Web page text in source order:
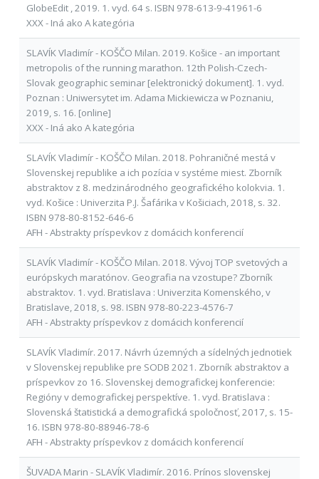
GlobeEdit , 2019. 1. vyd. 64 s. ISBN 978-613-9-41961-6
XXX - Iná ako A kategória
SLAVÍK Vladimír - KOŠČO Milan. 2019. Košice - an important
metropolis of the running marathon. 12th Polish-Czech-
Slovak geographic seminar [elektronický dokument]. 1. vyd.
Poznan : Uniwersytet im. Adama Mickiewicza w Poznaniu,
2019, s. 16. [online]
XXX - Iná ako A kategória
SLAVÍK Vladimír - KOŠČO Milan. 2018. Pohraničné mestá v
Slovenskej republike a ich pozícia v systéme miest. Zborník
abstraktov z 8. medzinárodného geografického kolokvia. 1.
vyd. Košice : Univerzita P.J. Šafárika v Košiciach, 2018, s. 32.
ISBN 978-80-8152-646-6
AFH - Abstrakty príspevkov z domácich konferencií
SLAVÍK Vladimír - KOŠČO Milan. 2018. Vývoj TOP svetových a
európskych maratónov. Geografia na vzostupe? Zborník
abstraktov. 1. vyd. Bratislava : Univerzita Komenského, v
Bratislave, 2018, s. 98. ISBN 978-80-223-4576-7
AFH - Abstrakty príspevkov z domácich konferencií
SLAVÍK Vladimír. 2017. Návrh územných a sídelných jednotiek
v Slovenskej republike pre SODB 2021. Zborník abstraktov a
príspevkov zo 16. Slovenskej demografickej konferencie:
Regióny v demografickej perspektíve. 1. vyd. Bratislava :
Slovenská štatistická a demografická spoločnosť, 2017, s. 15-
16. ISBN 978-80-88946-78-6
AFH - Abstrakty príspevkov z domácich konferencií
ŠUVADA Marin - SLAVÍK Vladimír. 2016. Prínos slovenskej